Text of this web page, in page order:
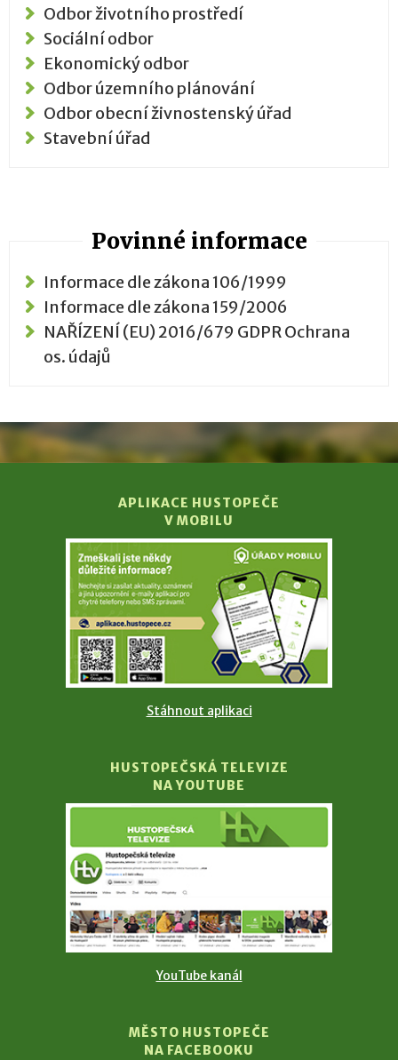
Odbor životního prostředí
Sociální odbor
Ekonomický odbor
Odbor územního plánování
Odbor obecní živnostenský úřad
Stavební úřad
Povinné informace
Informace dle zákona 106/1999
Informace dle zákona 159/2006
NAŘÍZENÍ (EU) 2016/679 GDPR Ochrana
os. údajů
APLIKACE HUSTOPEČE
V MOBILU
Stáhnout aplikaci
HUSTOPEČSKÁ TELEVIZE
NA YOUTUBE
YouTube kanál
MĚSTO HUSTOPEČE
NA FACEBOOKU